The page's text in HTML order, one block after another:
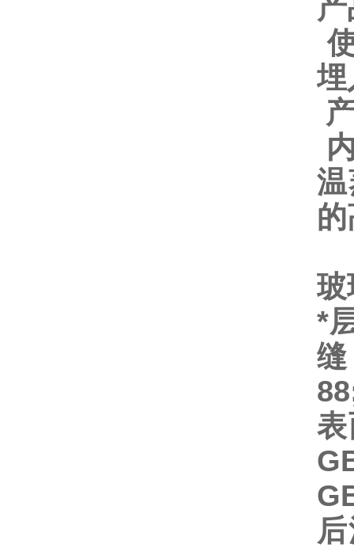
埋
玻
*